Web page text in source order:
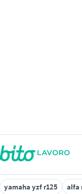
yamaha yzf r125 alfa